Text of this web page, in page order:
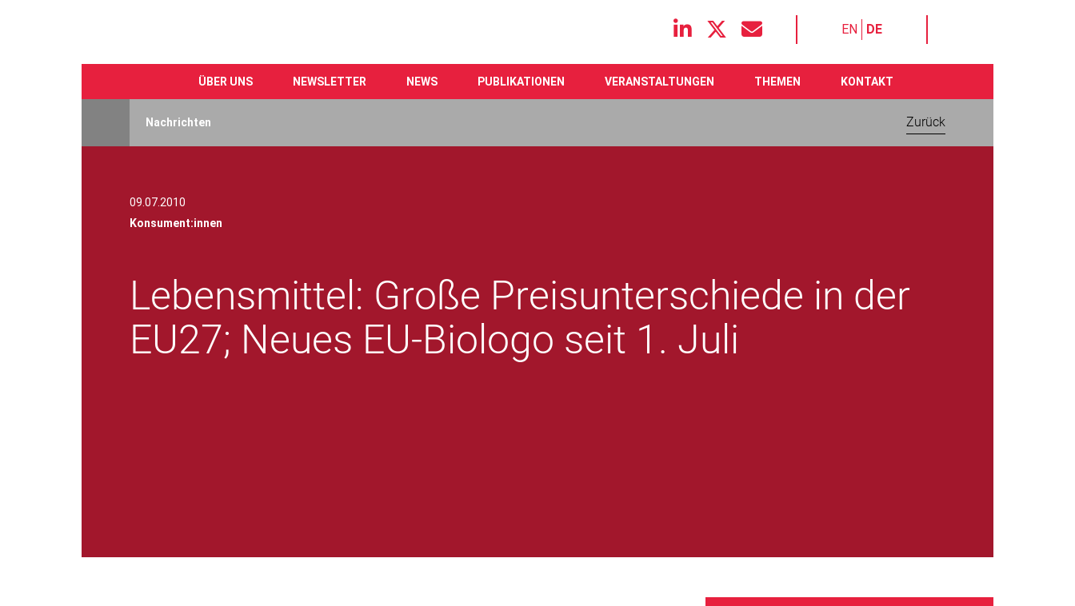
EN DE
Main navigation
ÜBER UNS NEWSLETTER NEWS PUBLIKATIONEN VERANSTALTUNGEN THEMEN KONTAKT
Nachrichten Zurück
09.07.2010
Konsument:innen
Lebensmittel: Große Preisunterschiede in der
EU27; Neues EU-Biologo seit 1. Juli